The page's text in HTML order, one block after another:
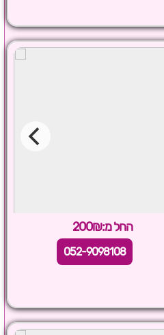
החל מ:200₪
052-9098108